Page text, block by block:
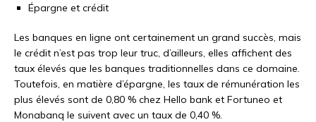
Épargne et crédit
Les banques en ligne ont certainement un grand succès, mais
le crédit n’est pas trop leur truc, d’ailleurs, elles affichent des
taux élevés que les banques traditionnelles dans ce domaine.
Toutefois, en matière d’épargne, les taux de rémunération les
plus élevés sont de 0,80 % chez Hello bank et Fortuneo et
Monabanq le suivent avec un taux de 0,40 %.